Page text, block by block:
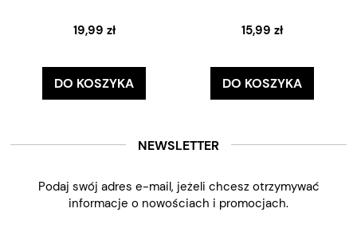
19,99 zł
DO KOSZYKA
15,99 zł
DO KOSZYKA
NEWSLETTER
Podaj swój adres e-mail, jeżeli chcesz otrzymywać
informacje o nowościach i promocjach.